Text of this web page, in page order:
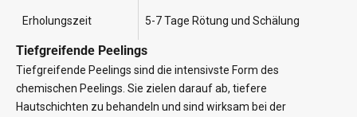
Erholungszeit 5-7 Tage Rötung und Schälung
Tiefgreifende Peelings
Tiefgreifende Peelings sind die intensivste Form des
chemischen Peelings. Sie zielen darauf ab, tiefere
Hautschichten zu behandeln und sind wirksam bei der